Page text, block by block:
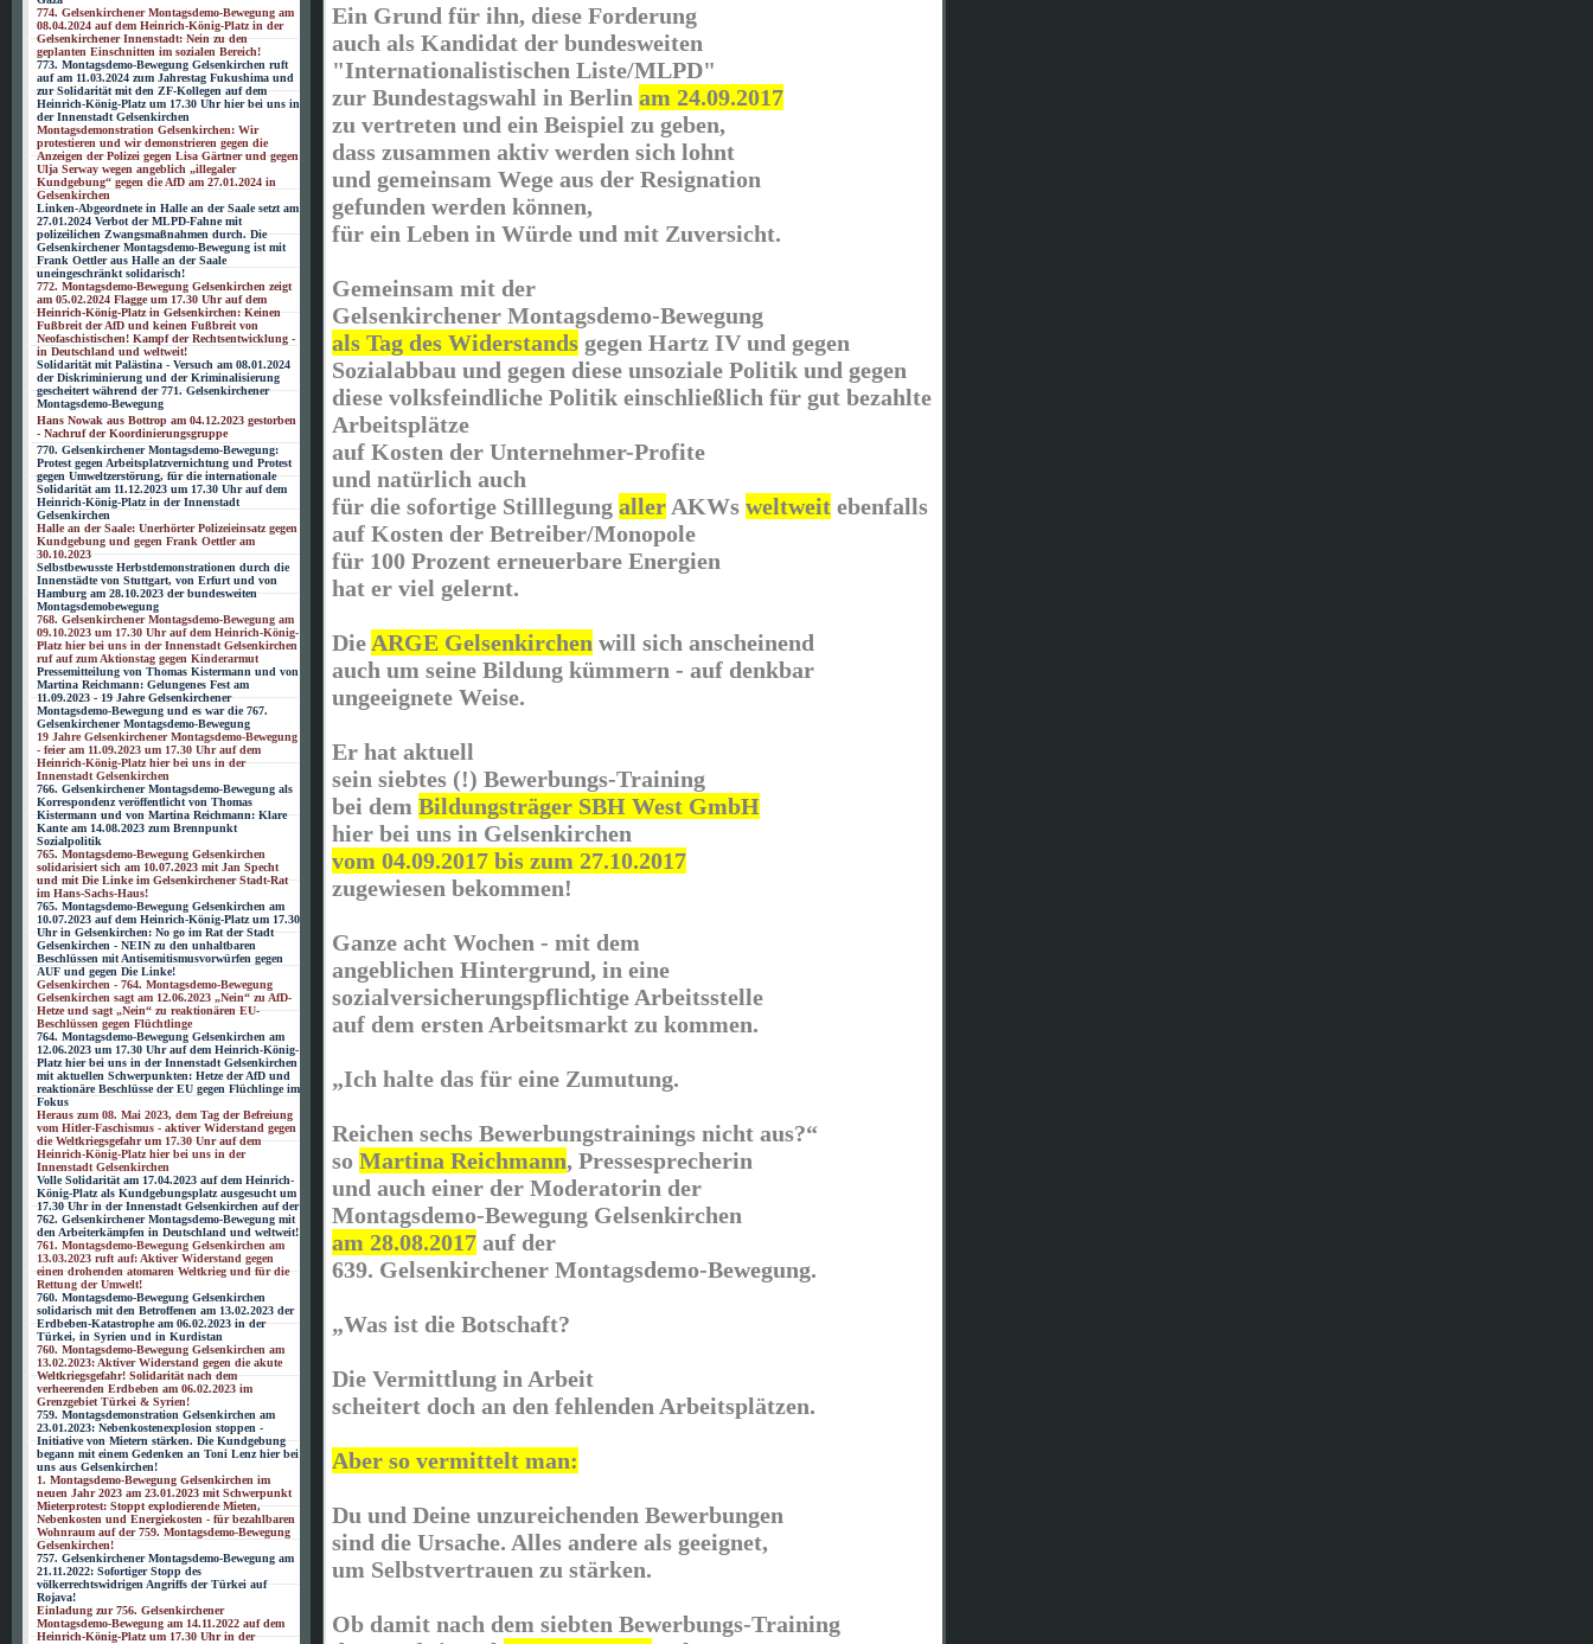
774. Gelsenkirchener Montagsdemo-Bewegung am
08.04.2024 auf dem Heinrich-König-Platz in der
Gelsenkirchener Innenstadt: Nein zu den
geplanten Einschnitten im sozialen Bereich!
773. Montagsdemo-Bewegung Gelsenkirchen ruft
auf am 11.03.2024 zum Jahrestag Fukushima und
zur Solidarität mit den ZF-Kollegen auf dem
Heinrich-König-Platz um 17.30 Uhr hier bei uns in
der Innenstadt Gelsenkirchen
Montagsdemonstration Gelsenkirchen: Wir
protestieren und wir demonstrieren gegen die
Anzeigen der Polizei gegen Lisa Gärtner und gegen
Ulja Serway wegen angeblich „illegaler
Kundgebung“ gegen die AfD am 27.01.2024 in
Gelsenkirchen
Linken-Abgeordnete in Halle an der Saale setzt am
27.01.2024 Verbot der MLPD-Fahne mit
polizeilichen Zwangsmaßnahmen durch. Die
Gelsenkirchener Montagsdemo-Bewegung ist mit
Frank Oettler aus Halle an der Saale
uneingeschränkt solidarisch!
772. Montagsdemo-Bewegung Gelsenkirchen zeigt
am 05.02.2024 Flagge um 17.30 Uhr auf dem
Heinrich-König-Platz in Gelsenkirchen: Keinen
Fußbreit der AfD und keinen Fußbreit von
Neofaschistischen! Kampf der Rechtsentwicklung -
in Deutschland und weltweit!
Solidarität mit Palästina - Versuch am 08.01.2024
der Diskriminierung und der Kriminalisierung
gescheitert während der 771. Gelsenkirchener
Montagsdemo-Bewegung
Hans Nowak aus Bottrop am 04.12.2023 gestorben
- Nachruf der Koordinierungsgruppe
770. Gelsenkirchener Montagsdemo-Bewegung:
Protest gegen Arbeitsplatzvernichtung und Protest
gegen Umweltzerstörung, für die internationale
Solidarität am 11.12.2023 um 17.30 Uhr auf dem
Heinrich-König-Platz in der Innenstadt
Gelsenkirchen
Halle an der Saale: Unerhörter Polizeieinsatz gegen
Kundgebung und gegen Frank Oettler am
30.10.2023
Selbstbewusste Herbstdemonstrationen durch die
Innenstädte von Stuttgart, von Erfurt und von
Hamburg am 28.10.2023 der bundesweiten
Montagsdemobewegung
768. Gelsenkirchener Montagsdemo-Bewegung am
09.10.2023 um 17.30 Uhr auf dem Heinrich-König-
Platz hier bei uns in der Innenstadt Gelsenkirchen
ruf auf zum Aktionstag gegen Kinderarmut
Pressemitteilung von Thomas Kistermann und von
Martina Reichmann: Gelungenes Fest am
11.09.2023 - 19 Jahre Gelsenkirchener
Montagsdemo-Bewegung und es war die 767.
Gelsenkirchener Montagsdemo-Bewegung
19 Jahre Gelsenkirchener Montagsdemo-Bewegung
- feier am 11.09.2023 um 17.30 Uhr auf dem
Heinrich-König-Platz hier bei uns in der
Innenstadt Gelsenkirchen
766. Gelsenkirchener Montagsdemo-Bewegung als
Korrespondenz veröffentlicht von Thomas
Kistermann und von Martina Reichmann: Klare
Kante am 14.08.2023 zum Brennpunkt
Sozialpolitik
765. Montagsdemo-Bewegung Gelsenkirchen
solidarisiert sich am 10.07.2023 mit Jan Specht
und mit Die Linke im Gelsenkirchener Stadt-Rat
im Hans-Sachs-Haus!
765. Montagsdemo-Bewegung Gelsenkirchen am
10.07.2023 auf dem Heinrich-König-Platz um 17.30
Uhr in Gelsenkirchen: No go im Rat der Stadt
Gelsenkirchen - NEIN zu den unhaltbaren
Beschlüssen mit Antisemitismusvorwürfen gegen
AUF und gegen Die Linke!
Gelsenkirchen - 764. Montagsdemo-Bewegung
Gelsenkirchen sagt am 12.06.2023 „Nein“ zu AfD-
Hetze und sagt „Nein“ zu reaktionären EU-
Beschlüssen gegen Flüchtlinge
764. Montagsdemo-Bewegung Gelsenkirchen am
12.06.2023 um 17.30 Uhr auf dem Heinrich-König-
Platz hier bei uns in der Innenstadt Gelsenkirchen
mit aktuellen Schwerpunkten: Hetze der AfD und
reaktionäre Beschlüsse der EU gegen Flüchlinge im
Fokus
Heraus zum 08. Mai 2023, dem Tag der Befreiung
vom Hitler-Faschismus - aktiver Widerstand gegen
die Weltkriegsgefahr um 17.30 Unr auf dem
Heinrich-König-Platz hier bei uns in der
Innenstadt Gelsenkirchen
Volle Solidarität am 17.04.2023 auf dem Heinrich-
König-Platz als Kundgebungsplatz ausgesucht um
17.30 Uhr in der Innenstadt Gelsenkirchen auf der
762. Gelsenkirchener Montagsdemo-Bewegung mit
den Arbeiterkämpfen in Deutschland und weltweit!
761. Montagsdemo-Bewegung Gelsenkirchen am
13.03.2023 ruft auf: Aktiver Widerstand gegen
einen drohenden atomaren Weltkrieg und für die
Rettung der Umwelt!
760. Montagsdemo-Bewegung Gelsenkirchen
solidarisch mit den Betroffenen am 13.02.2023 der
Erdbeben-Katastrophe am 06.02.2023 in der
Türkei, in Syrien und in Kurdistan
760. Montagsdemo-Bewegung Gelsenkirchen am
13.02.2023: Aktiver Widerstand gegen die akute
Weltkriegsgefahr! Solidarität nach dem
verheerenden Erdbeben am 06.02.2023 im
Grenzgebiet Türkei & Syrien!
759. Montagsdemonstration Gelsenkirchen am
23.01.2023: Nebenkostenexplosion stoppen -
Initiative von Mietern stärken. Die Kundgebung
begann mit einem Gedenken an Toni Lenz hier bei
uns aus Gelsenkirchen!
1. Montagsdemo-Bewegung Gelsenkirchen im
neuen Jahr 2023 am 23.01.2023 mit Schwerpunkt
Mieterprotest: Stoppt explodierende Mieten,
Nebenkosten und Energiekosten - für bezahlbaren
Wohnraum auf der 759. Montagsdemo-Bewegung
Gelsenkirchen!
757. Gelsenkirchener Montagsdemo-Bewegung am
21.11.2022: Sofortiger Stopp des
völkerrechtswidrigen Angriffs der Türkei auf
Rojava!
Einladung zur 756. Gelsenkirchener
Montagsdemo-Bewegung am 14.11.2022 auf dem
Heinrich-König-Platz um 17.30 Uhr in der
Ein Grund für ihn, diese Forderung
auch als Kandidat der bundesweiten
"Internationalistischen Liste/MLPD"
zur Bundestagswahl in Berlin am 24.09.2017
zu vertreten und ein Beispiel zu geben,
dass zusammen aktiv werden sich lohnt
und gemeinsam Wege aus der Resignation
gefunden werden können,
für ein Leben in Würde und mit Zuversicht.
Gemeinsam mit der
Gelsenkirchener Montagsdemo-Bewegung
als Tag des Widerstands gegen Hartz IV und gegen
Sozialabbau und gegen diese unsoziale Politik und gegen
diese volksfeindliche Politik einschließlich für gut bezahlte
Arbeitsplätze
auf Kosten der Unternehmer-Profite
und natürlich auch
für die sofortige Stilllegung aller AKWs weltweit ebenfalls
auf Kosten der Betreiber/Monopole
für 100 Prozent erneuerbare Energien
hat er viel gelernt.
Die ARGE Gelsenkirchen will sich anscheinend
auch um seine Bildung kümmern - auf denkbar
ungeeignete Weise.
Er hat aktuell
sein siebtes (!) Bewerbungs-Training
bei dem Bildungsträger SBH West GmbH
hier bei uns in Gelsenkirchen
vom 04.09.2017 bis zum 27.10.2017
zugewiesen bekommen!
Ganze acht Wochen - mit dem
angeblichen Hintergrund, in eine
sozialversicherungspflichtige Arbeitsstelle
auf dem ersten Arbeitsmarkt zu kommen.
„Ich halte das für eine Zumutung.
Reichen sechs Bewerbungstrainings nicht aus?“
so Martina Reichmann, Pressesprecherin
und auch einer der Moderatorin der
Montagsdemo-Bewegung Gelsenkirchen
am 28.08.2017 auf der
639. Gelsenkirchener Montagsdemo-Bewegung.
„Was ist die Botschaft?
Die Vermittlung in Arbeit
scheitert doch an den fehlenden Arbeitsplätzen.
Aber so vermittelt man:
Du und Deine unzureichenden Bewerbungen
sind die Ursache. Alles andere als geeignet,
um Selbstvertrauen zu stärken.
Ob damit nach dem siebten Bewerbungs-Training